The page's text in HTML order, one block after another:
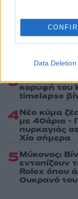
Data Deletion
η
στις αιτήσεις
2Κυψέλη: Ο
26χρονος
3Η φωτιά στη
κορυφή του
timelapse
4Νέο κύμα
με 40άρια -
πυρκαγιάς
Χίο σήμερα
5Μύκονος:
εντοπίζουν
Rolex όπου
Ουκρανό